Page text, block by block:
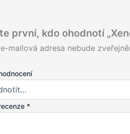
první, kdo ohodnotí
mailová adresa nebude
*